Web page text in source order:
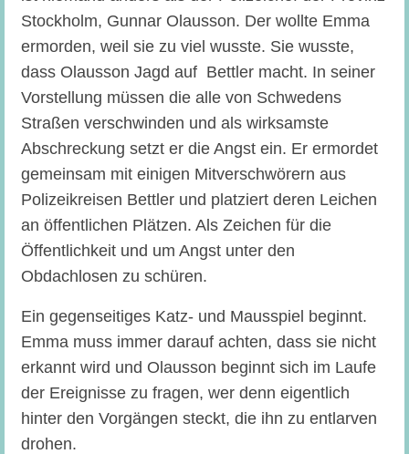
Stockholm, Gunnar Olausson. Der wollte Emma
ermorden, weil sie zu viel wusste. Sie wusste,
dass Olausson Jagd auf Bettler macht. In seiner
Vorstellung müssen die alle von Schwedens
Straßen verschwinden und als wirksamste
Abschreckung setzt er die Angst ein. Er ermordet
gemeinsam mit einigen Mitverschwörern aus
Polizeikreisen Bettler und platziert deren Leichen
an öffentlichen Plätzen. Als Zeichen für die
Öffentlichkeit und um Angst unter den
Obdachlosen zu schüren.
Ein gegenseitiges Katz- und Mausspiel beginnt.
Emma muss immer darauf achten, dass sie nicht
erkannt wird und Olausson beginnt sich im Laufe
der Ereignisse zu fragen, wer denn eigentlich
hinter den Vorgängen steckt, die ihn zu entlarven
drohen.